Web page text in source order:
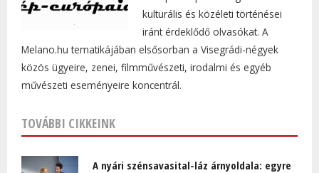
kulturális és közéleti történései
iránt érdeklődő olvasókat. A
Melano.hu tematikájában elsősorban a Visegrádi-négyek
közös ügyeire, zenei, filmművészeti, irodalmi és egyéb
művészeti eseményeire koncentrál.
TOVÁBBI CIKKEINK
A nyári szénsavasital-láz árnyoldala: egyre